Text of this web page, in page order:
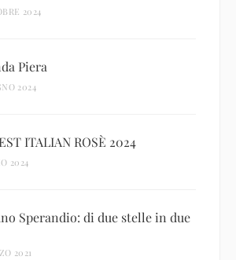
2024
Piera
2024
ITALIAN ROSÈ 2024
2024
Sperandio: di due stelle in due
2021